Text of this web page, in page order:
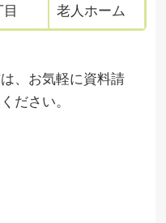
老人ホーム
、お気軽に資料請
ださい。